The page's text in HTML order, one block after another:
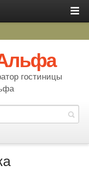
гостиницы